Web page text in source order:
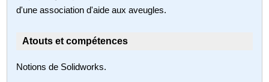
d'une association d'aide aux aveugles.
Atouts et compétences
Notions de Solidworks.